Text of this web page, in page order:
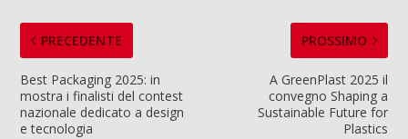
PRECEDENTE
Best Packaging 2025: in
mostra i finalisti del contest
nazionale dedicato a design
e tecnologia
PROSSIMO
A GreenPlast 2025 il
convegno Shaping a
Sustainable Future for
Plastics